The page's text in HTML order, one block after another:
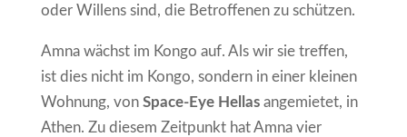
oder Willens sind, die Betroffenen zu schützen.
Amna wächst im Kongo auf. Als wir sie treffen,
ist dies nicht im Kongo, sondern in einer kleinen
Wohnung, von Space-Eye Hellasangemietet, in
Athen. Zu diesem Zeitpunkt hat Amna vier